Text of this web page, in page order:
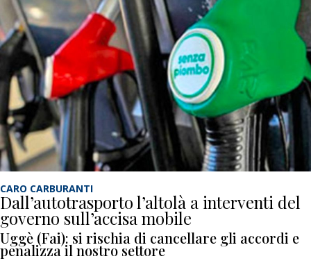
CARO CARBURANTI
Dall’autotrasporto l’altolà a interventi del
governo sull’accisa mobile
Uggè (Fai): si rischia di cancellare gli accordi e
penalizza il nostro settore